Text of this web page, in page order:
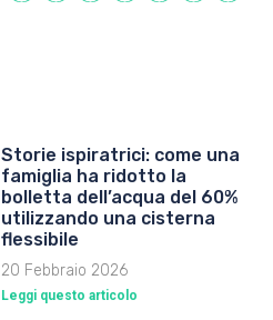
Storie ispiratrici: come una
famiglia ha ridotto la
bolletta dell’acqua del 60%
utilizzando una cisterna
flessibile
20 Febbraio 2026
Leggi questo articolo